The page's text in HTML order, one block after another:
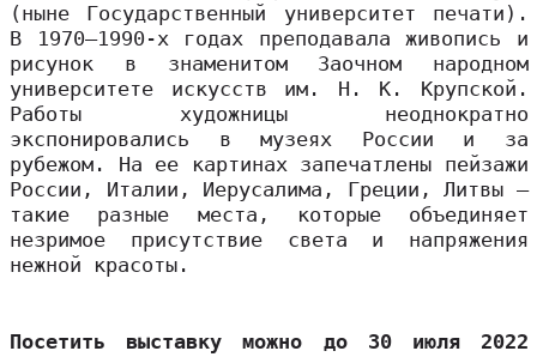
(ныне Государственный университет печати).
В 1970–1990-х годах преподавала живопись и
рисунок в знаменитом Заочном народном
университете искусств им. Н. К. Крупской.
Работы художницы неоднократно
экспонировались в музеях России и за
рубежом. На ее картинах запечатлены пейзажи
России, Италии, Иерусалима, Греции, Литвы —
такие разные места, которые объединяет
незримое присутствие света и напряжения
нежной красоты.
Посетить выставку можно до 30 июля 2022